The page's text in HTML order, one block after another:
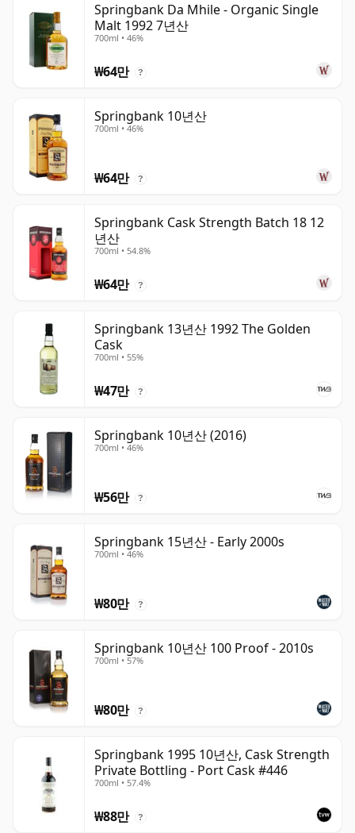
Springbank Da Mhile - Organic Single
Malt 1992 7년산
700ml • 46%
₩64만 ?
Springbank 10년산
700ml • 46%
₩64만 ?
Springbank Cask Strength Batch 18 12
년산
700ml • 54.8%
₩64만 ?
Springbank 13년산 1992 The Golden
Cask
700ml • 55%
₩47만 ?
Springbank 10년산 (2016)
700ml • 46%
₩56만 ?
Springbank 15년산 - Early 2000s
700ml • 46%
₩80만 ?
Springbank 10년산 100 Proof - 2010s
700ml • 57%
₩80만 ?
Springbank 1995 10년산, Cask Strength
Private Bottling - Port Cask #446
700ml • 57.4%
₩88만 ?